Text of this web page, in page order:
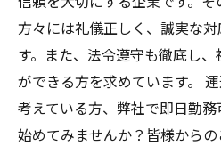
方々には礼儀正しく、誠実な
す。また、法令遵守も徹底し
ができる方を求めています。
考えている方、弊社で即日勤
始めてみませんか？皆様から